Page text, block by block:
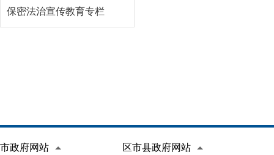
保密法治宣传教育专栏
市政府网站 区市县政府网站